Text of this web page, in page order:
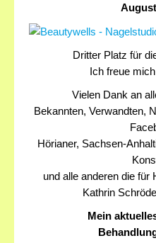
Dritter Platz für
Ich freue
Vielen Dank an
Bekannten, Verwandten,
Hörianer, Sachsen-
und alle anderen die für
Kathrin
Mein